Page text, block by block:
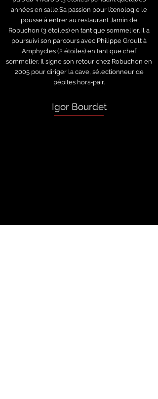
années en salle.Sa passion pour l’œnologie le
pousse à entrer au restaurant Jamin de
Robuchon (3 étoiles) en tant que sommelier. Il a
poursuivi son parcours avec Philippe Groult à
Amphycles (2 étoiles) en tant que chef
sommelier. Il signe son retour chez Robuchon en
2005 pour diriger la cave, sélectionneur de
pépites hors-pair.
Igor Bourdet